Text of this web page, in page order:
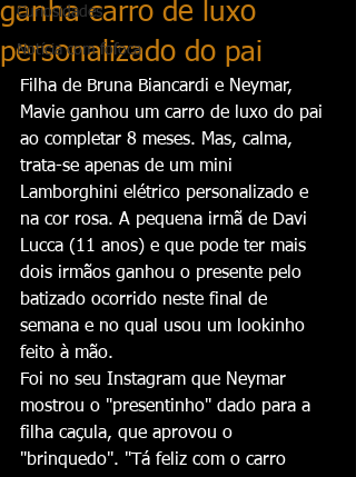
Curiosidades
Notícia com fofoca
ganha carro de luxo
personalizado do pai
Filha de Bruna Biancardi e Neymar,
Mavie ganhou um carro de luxo do pai
ao completar 8 meses. Mas, calma,
trata-se apenas de um mini
Lamborghini elétrico personalizado e
na cor rosa. A pequena irmã de Davi
Lucca (11 anos) e que pode ter mais
dois irmãos ganhou o presente pelo
batizado ocorrido neste final de
semana e no qual usou um lookinho
feito à mão.
Foi no seu Instagram que Neymar
mostrou o "presentinho" dado para a
filha caçula, que aprovou o
"brinquedo". "Tá feliz com o carro